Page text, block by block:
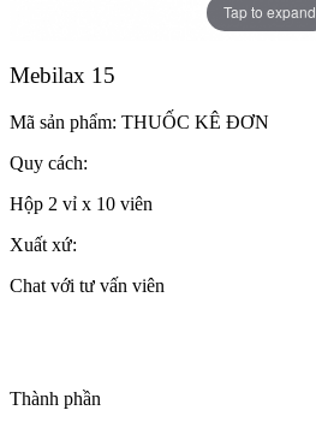
Tap to expand
Mebilax 15
Mã sản phẩm: THUỐC KÊ ĐƠN
Quy cách:
Hộp 2 vỉ x 10 viên
Xuất xứ:
Chat với tư vấn viên
Thành phần